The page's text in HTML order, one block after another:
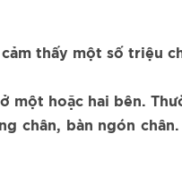
thấy một số triệu
một hoặc hai bên.
chân, bàn ngón